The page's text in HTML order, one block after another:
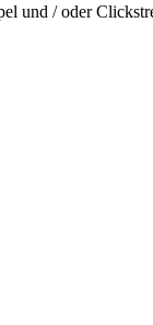
und / oder